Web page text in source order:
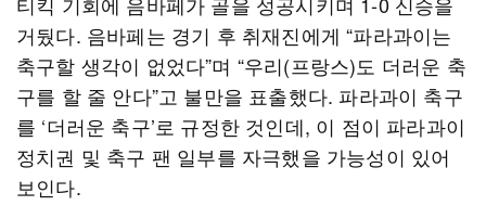
거뒀다. 음바페는 경기 후 취재진에게 “파라과이는
축구할 생각이 없었다”며 “우리(프랑스)도 더러운 축
구를 할 줄 안다”고 불만을 표출했다. 파라과이 축구
를 ‘더러운 축구’로 규정한 것인데, 이 점이 파라과이
정치권 및 축구 팬 일부를 자극했을 가능성이 있어
보인다.